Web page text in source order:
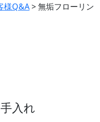
様Q&A>無垢フローリン
入れ